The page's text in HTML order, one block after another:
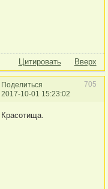
Цитировать Вверх
Поделиться
705
2017-10-01 15:23:02
Красотища.